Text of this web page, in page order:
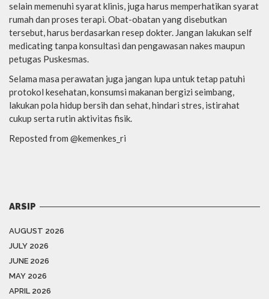
selain memenuhi syarat klinis, juga harus memperhatikan syarat
rumah dan proses terapi. Obat-obatan yang disebutkan
tersebut, harus berdasarkan resep dokter. Jangan lakukan self
medicating tanpa konsultasi dan pengawasan nakes maupun
petugas Puskesmas.
Selama masa perawatan juga jangan lupa untuk tetap patuhi
protokol kesehatan, konsumsi makanan bergizi seimbang,
lakukan pola hidup bersih dan sehat, hindari stres, istirahat
cukup serta rutin aktivitas fisik.
Reposted from @kemenkes_ri
ARSIP
AUGUST 2026
JULY 2026
JUNE 2026
MAY 2026
APRIL 2026